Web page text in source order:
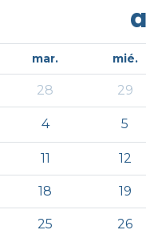
mar. mié.
28 29
4 5
11 12
18 19
25 26